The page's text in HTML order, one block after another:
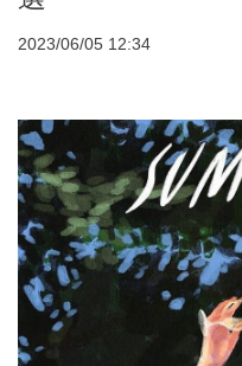
2023/06/05 12:34